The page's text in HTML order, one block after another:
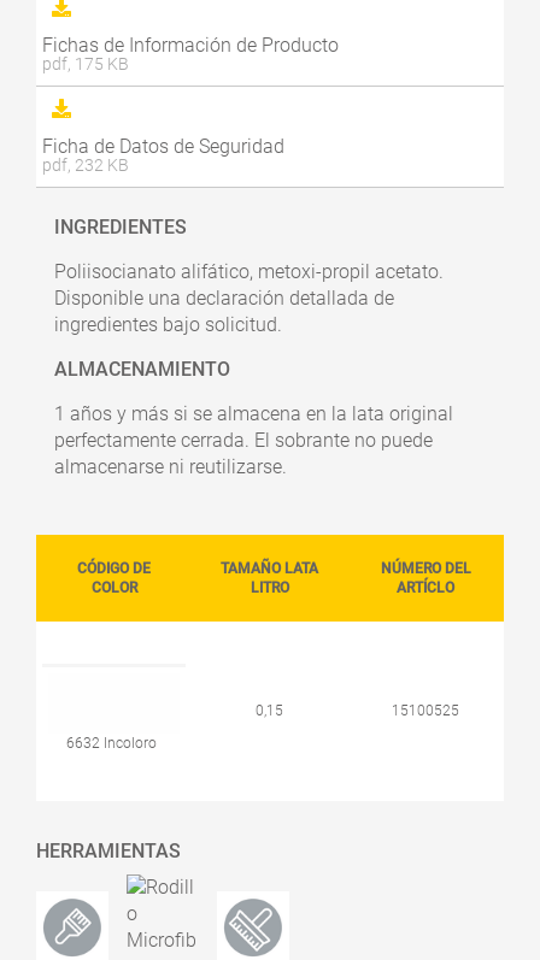
Fichas de Información de Producto
pdf, 175 KB
Ficha de Datos de Seguridad
pdf, 232 KB
INGREDIENTES
Poliisocianato alifático, metoxi-propil acetato.
Disponible una declaración detallada de
ingredientes bajo solicitud.
ALMACENAMIENTO
1 años y más si se almacena en la lata original
perfectamente cerrada. El sobrante no puede
almacenarse ni reutilizarse.
CÓDIGO DE
COLOR
TAMAÑO LATA
LITRO
NÚMERO DEL
ARTÍCLO
6632 Incoloro
0,15 15100525
HERRAMIENTAS